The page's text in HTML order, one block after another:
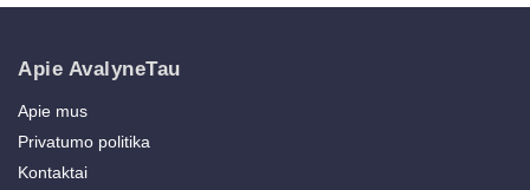
Apie AvalyneTau
Apie mus
Privatumo politika
Kontaktai